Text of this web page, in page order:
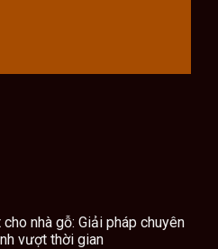
nhà gỗ: Giải pháp chuyên
vượt thời gian